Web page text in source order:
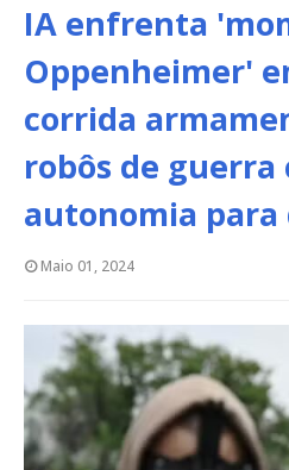
IA enfrenta
Oppenheimer'
corrida
robôs de guerra
autonomia para
Maio 01, 2024